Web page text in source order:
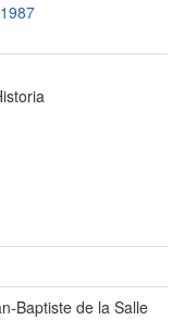
Baptiste de la Salle